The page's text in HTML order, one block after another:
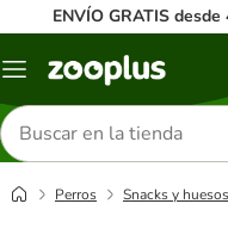
ENVÍO GRATIS
Menú
Buscar
productos
Perros Snacks y huesos